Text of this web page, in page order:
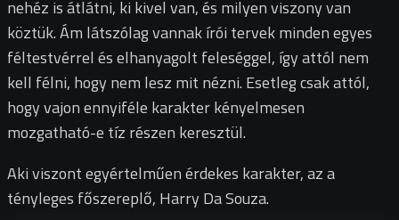
nehéz is átlátni, ki kivel van, és milyen viszony van
köztük. Ám látszólag vannak írói tervek minden egyes
féltestvérrel és elhanyagolt feleséggel, így attól nem
kell félni, hogy nem lesz mit nézni. Esetleg csak attól,
hogy vajon ennyiféle karakter kényelmesen
mozgatható-e tíz részen keresztül.
Aki viszont egyértelműen érdekes karakter, az a
tényleges főszereplő, Harry Da Souza.